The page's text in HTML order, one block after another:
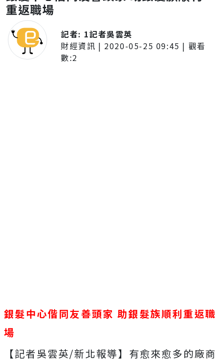
重返職場
記者: 1記者吳雲英
財經資訊 | 2020-05-25 09:45 | 觀看
數:2
銀髮中心偕同友善頭家 助銀髮族順利重返職
場
【記者吳雲英/新北報導】有愈來愈多的廠商